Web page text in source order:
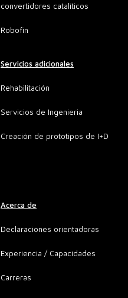
convertidores catalíticos
Robofin
Servicios adicionales
Rehabilitación
Servicios de Ingenieria
Creación de prototipos de I+D
Acerca de
Declaraciones orientadoras
Experiencia / Capacidades
Carreras